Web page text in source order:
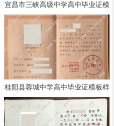
宜昌市三峡高级中学高中毕业证模
板样本
桂阳县蓉城中学高中毕业证模板样
本